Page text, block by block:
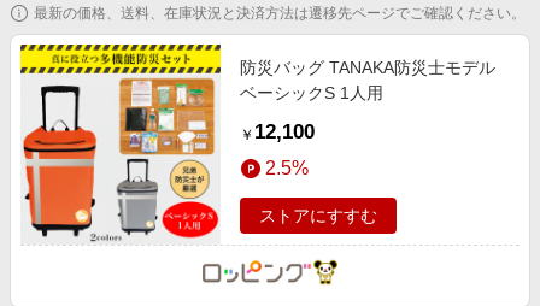
コスメ・健康・医薬品
キッズ・ベビー用品
家電・PC・スマホ・カメラ
エンタメ
スポーツ・アウトドア・ゴルフ
インテリア・寝具
対象ストア新規限定特典
新着ストアのご紹介
電子書籍特集
楽天ペイ導入ストア
楽天サービス特集
旅行特集
わくわく夏特集
楽天IDでログイン/会員登録
最新の価格、送料、在庫状況と決済方法は遷移先ページでご確認ください。
防災バッグ TANAKA防災士モデル
ベーシックS 1人用
￥ 12,100
2.5%
ストアにすすむ